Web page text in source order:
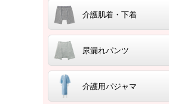
介護肌着・下着
尿漏れパンツ
介護用パジャマ